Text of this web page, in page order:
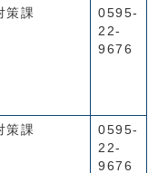
策課
0595-
22-
9676
策課
0595-
22-
9676